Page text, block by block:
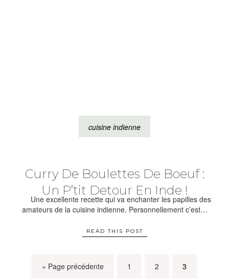
cuisine indienne
Curry De Boulettes De Boeuf :
Un P’tit Detour En Inde !
Une excellente recette qui va enchanter les papilles des
amateurs de la cuisine indienne. Personnellement c’est…
READ THIS POST
« Page précédente 1 2 3